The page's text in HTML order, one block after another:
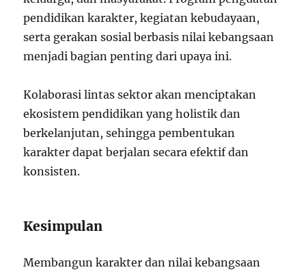
pendidikan karakter, kegiatan kebudayaan,
serta gerakan sosial berbasis nilai kebangsaan
menjadi bagian penting dari upaya ini.
Kolaborasi lintas sektor akan menciptakan
ekosistem pendidikan yang holistik dan
berkelanjutan, sehingga pembentukan
karakter dapat berjalan secara efektif dan
konsisten.
Kesimpulan
Membangun karakter dan nilai kebangsaan